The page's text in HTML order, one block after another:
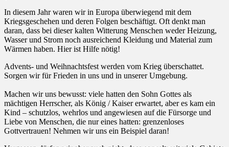
In diesem Jahr waren wir in Europa überwiegend mit dem
Kriegsgeschehen und deren Folgen beschäftigt. Oft denkt man
daran, dass bei dieser kalten Witterung Menschen weder Heizung,
Wasser und Strom noch ausreichend Kleidung und Material zum
Wärmen haben. Hier ist Hilfe nötig!
Advents- und Weihnachtsfest werden vom Krieg überschattet.
Sorgen wir für Frieden in uns und in unserer Umgebung.
Machen wir uns bewusst: viele hatten den Sohn Gottes als
mächtigen Herrscher, als König / Kaiser erwartet, aber es kam ein
Kind – schutzlos, wehrlos und angewiesen auf die Fürsorge und
Liebe von Menschen, die nur eines hatten: grenzenloses
Gottvertrauen! Nehmen wir uns ein Beispiel daran!